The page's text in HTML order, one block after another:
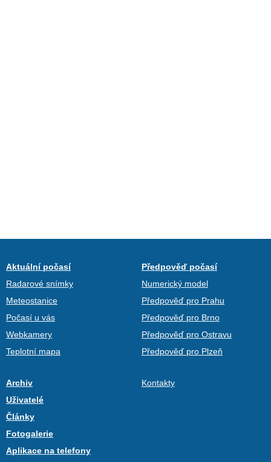
Aktuální počasí
Radarové snímky
Meteostanice
Počasí u vás
Webkamery
Teplotní mapa
Předpověď počasí
Numerický model
Předpověď pro Prahu
Předpověď pro Brno
Předpověď pro Ostravu
Předpověď pro Plzeň
Archiv
Uživatelé
Články
Fotogalerie
Aplikace na telefony
Kontakty